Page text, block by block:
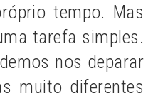
tempo. Mas
tarefa simples.
nos deparar
muito diferentes